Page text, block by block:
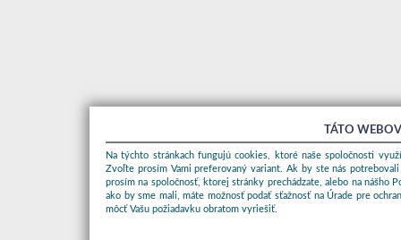
TÁTO
Na týchto stránkach fungujú cookies, ktoré naše spoločnosti
Zvoľte prosím Vami preferovaný variant. Ak by ste nás
prosím na spoločnosť, ktorej stránky prechádzate, alebo na nášho
ako by sme mali, máte možnosť podať sťažnosť na Úrade pre
môcť Vašu požiadavku obratom vyriešiť.